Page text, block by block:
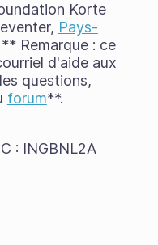
Korte
Pays-
** Remarque : ce
d'aide aux
questions,
forum**.
: INGBNL2A